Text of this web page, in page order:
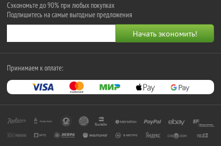
Сэкономьте до 90% при любых покупках
Подпишитесь на самые выгодные предложения
Принимаем к оплате: